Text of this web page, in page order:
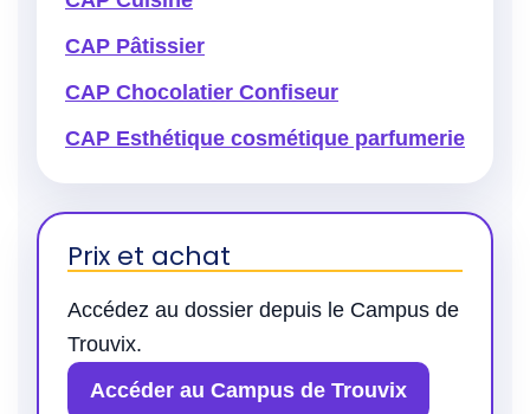
CAP Pâtissier
CAP Chocolatier Confiseur
CAP Esthétique cosmétique parfumerie
Prix et achat
Accédez au dossier depuis le Campus de
Trouvix.
Accéder au Campus de Trouvix